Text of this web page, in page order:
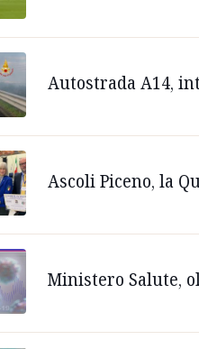
Autostrada A14,
Ascoli Piceno, la
Ministero Salute,